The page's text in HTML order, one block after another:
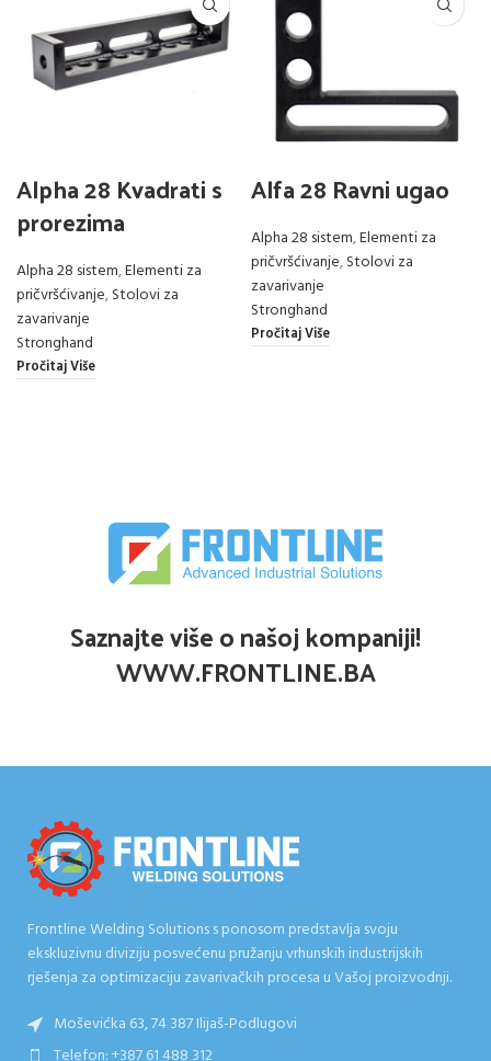
Alpha 28 Kvadrati s
prorezima
Alpha 28 sistem,Elementi za
pričvršćivanje,Stolovi za
zavarivanje
Stronghand
Pročitaj Više
Alfa 28 Ravni ugao
Alpha 28 sistem,Elementi za
pričvršćivanje,Stolovi za
zavarivanje
Stronghand
Pročitaj Više
Saznajte više o našoj kompaniji!
WWW.FRONTLINE.BA
Frontline Welding Solutions s ponosom predstavlja svoju
ekskluzivnu diviziju posvećenu pružanju vrhunskih industrijskih
rješenja za optimizaciju zavarivačkih procesa u Vašoj proizvodnji.
Moševićka 63, 74 387 Ilijaš-Podlugovi